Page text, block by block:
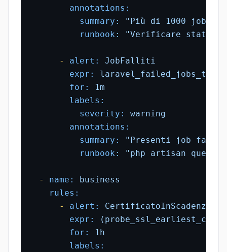
annotations:
summary:
"Più di 1000 job in
runbook:
"Verificare stato
- alert:
JobFalliti
expr:
laravel_failed_jobs_total
for:
1m
labels:
severity:
warning
annotations:
summary:
"Presenti job
runbook:
"php artisan
- name:
business
rules:
-
alert:
CertificatoInScadenza
expr:
for:
1h
labels: